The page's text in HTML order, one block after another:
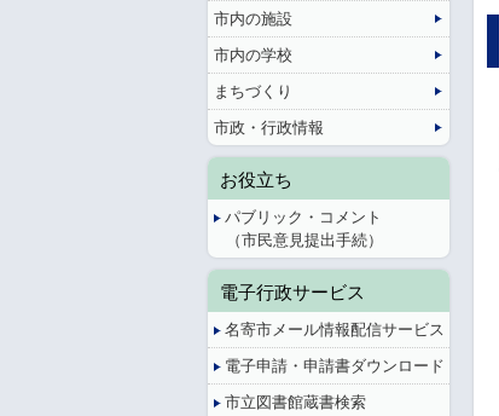
市内の施設
市内の学校
まちづくり
市政・行政情報
お役立ち
パブリック・コメント
（市民意見提出手続）
電子行政サービス
名寄市メール情報配信サービス
電子申請・申請書ダウンロード
市立図書館蔵書検索